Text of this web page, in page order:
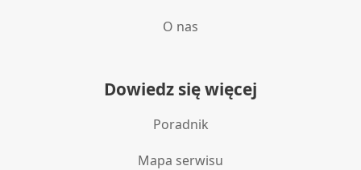
O nas
Dowiedz się więcej
Poradnik
Mapa serwisu